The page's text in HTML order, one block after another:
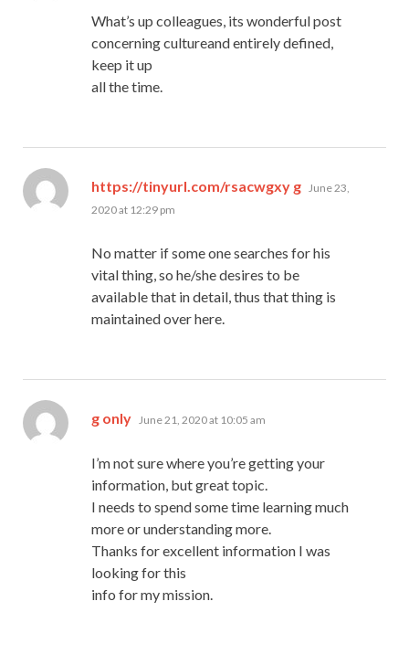
What’s up colleagues, its wonderful post
concerning cultureand entirely defined,
keep it up
all the time.
https://tinyurl.com/rsacwgxy g says:
June 23,
2020 at 12:29 pm
No matter if some one searches for his
vital thing, so he/she desires to be
available that in detail, thus that thing is
maintained over here.
g only says:
June 21, 2020 at 10:05 am
I’m not sure where you’re getting your
information, but great topic.
I needs to spend some time learning much
more or understanding more.
Thanks for excellent information I was
looking for this
info for my mission.